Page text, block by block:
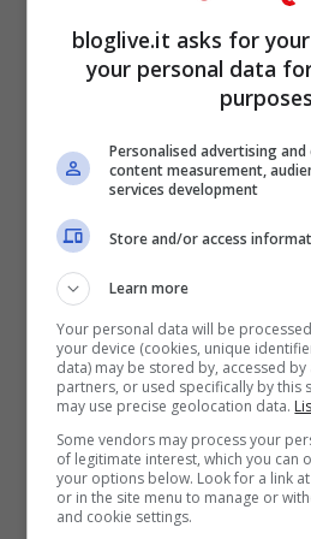
arriverà in tempo alla
saranno estratti. Da quel
città crederà che
sua vita cambierà di
bloglive.it asks for
your personal data
Personalised advertising
content measurement,
services development
Store and/or access
Learn more
Your personal data will be
your device (cookies, unique
data) may be stored by, accessed
partners, or used specifically by this
may use precise geolocation data.
Some vendors may process your
of legitimate interest, which you can
your options below. Look for a link
or in the site menu to manage or
and cookie settings.